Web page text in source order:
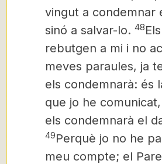
vingut a condemnar
sinó a salvar-lo. 48
rebutgen a mi i no
meves paraules, ja
els condemnarà: és
que jo he
els condemnarà el
49Perquè jo no he
meu compte; el